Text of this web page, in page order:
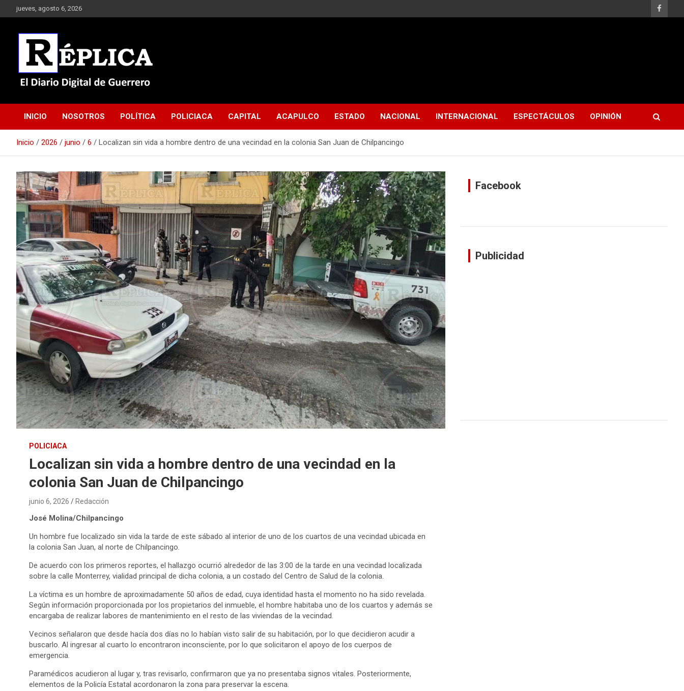
Saltar
al
jueves, agosto 6, 2026
Réplica
INICIO NOSOTROS POLÍTICA POLICIACA CAPITAL ACAPULCO ESTADO NACIONAL INTERNACIONAL ESPECTÁCULOS OPINIÓN
Inicio 2026 junio 6 Localizan sin vida a hombre dentro de una vecindad en la colonia San Juan de Chilpancingo
POLICIACA
Localizan sin vida a hombre dentro de una vecindad en la
colonia San Juan de Chilpancingo
junio 6, 2026 Redacción
José Molina/Chilpancingo
Un hombre fue localizado sin vida la tarde de este sábado al interior de uno de los cuartos de una vecindad ubicada en
la colonia San Juan, al norte de Chilpancingo.
De acuerdo con los primeros reportes, el hallazgo ocurrió alrededor de las 3:00 de la tarde en una vecindad localizada
sobre la calle Monterrey, vialidad principal de dicha colonia, a un costado del Centro de Salud de la colonia.
La víctima es un hombre de aproximadamente 50 años de edad, cuya identidad hasta el momento no ha sido revelada.
Según información proporcionada por los propietarios del inmueble, el hombre habitaba uno de los cuartos y además se
encargaba de realizar labores de mantenimiento en el resto de las viviendas de la vecindad.
Vecinos señalaron que desde hacía dos días no lo habían visto salir de su habitación, por lo que decidieron acudir a
buscarlo. Al ingresar al cuarto lo encontraron inconsciente, por lo que solicitaron el apoyo de los cuerpos de
emergencia.
Paramédicos acudieron al lugar y, tras revisarlo, confirmaron que ya no presentaba signos vitales. Posteriormente,
elementos de la Policía Estatal acordonaron la zona para preservar la escena.
Facebook
Publicidad